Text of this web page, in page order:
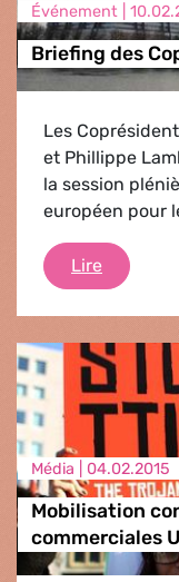
Événement |
Briefing des
Les
et Phillippe
la session
européen pour
LireBriefing
Média | 04.02.2015
Mobilisation
commerciales